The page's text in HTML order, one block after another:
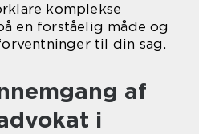
komplekse
en forståelig måde og
til din sag.
af
i